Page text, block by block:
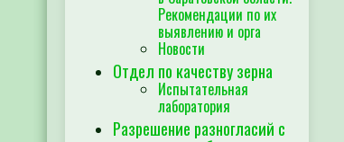
Рекомендации по их
выявлению и орга
Новости
Отдел по качеству зерна
Испытательная
лаборатория
Разрешение разногласий с